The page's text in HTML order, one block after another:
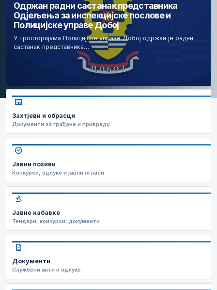
Одржан радни састанак представника
Одјељења за инспекцијске послове и
Полицијске управе Добој
У просторијама Полицијске управе Добој одржан је радни
састанак представника…
newspaper
Захтјеви и обрасци
Документи за грађане и привреду
check_circle
Јавни позиви
Конкурси, одлуке и јавни огласи
gavel
Јавне набавке
Тендери, конкурси, документи
description
Документи
Службени акти и одлуке